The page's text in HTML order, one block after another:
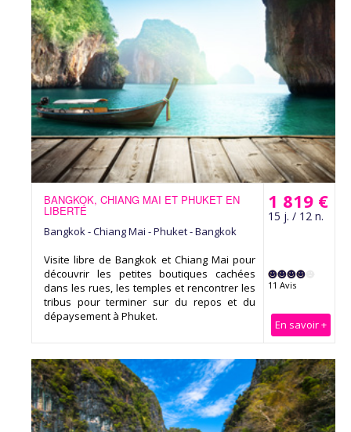
1 819 €
15 j. / 12 n.
11 Avis
En savoir +
BANGKOK, CHIANG MAI ET PHUKET EN
LIBERTÉ
Bangkok - Chiang Mai - Phuket - Bangkok
Visite libre de Bangkok et Chiang Mai pour
découvrir les petites boutiques cachées
dans les rues, les temples et rencontrer les
tribus pour terminer sur du repos et du
dépaysement à Phuket.